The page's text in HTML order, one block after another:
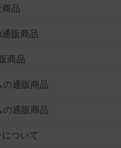
品
販商品
商品
の通販商品
の通販商品
ついて